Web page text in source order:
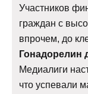
Участников
граждан с
впрочем, до
Гонадорелин
Медиалиги
что успевали